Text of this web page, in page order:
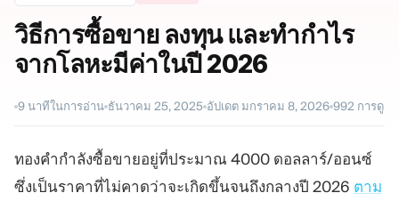
วิธีการซื้อขาย ลงทุน และทำกำไร
จากโลหะมีค่าในปี 2026
9นาทีในการอ่าน ธันวาคม 25, 2025 อัปเดต มกราคม 8, 2026 992 การดู
ทองคำกำลังซื้อขายอยู่ที่ประมาณ 4000 ดอลลาร์/ออนซ์
ซึ่งเป็นราคาที่ไม่คาดว่าจะเกิดขึ้นจนถึงกลางปี 2026 ตาม
โซลูชันครบวงจร
ฟอเร็กซ์ / CFD
ตัวเลือกไบนารี
ตลาดหลักทรัพย์และการ